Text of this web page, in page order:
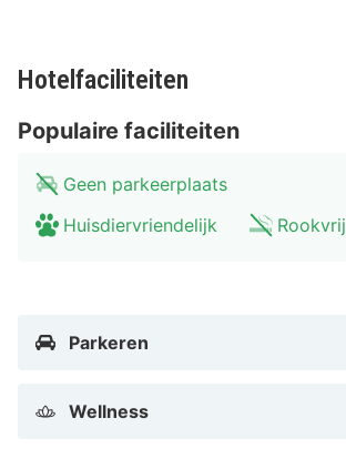
historische kunst kan bewonderen.
Hotelfaciliteiten
Populaire faciliteiten
Geen parkeerplaats
Huisdiervriendelijk
Rookvrij
Parkeren
Wellness